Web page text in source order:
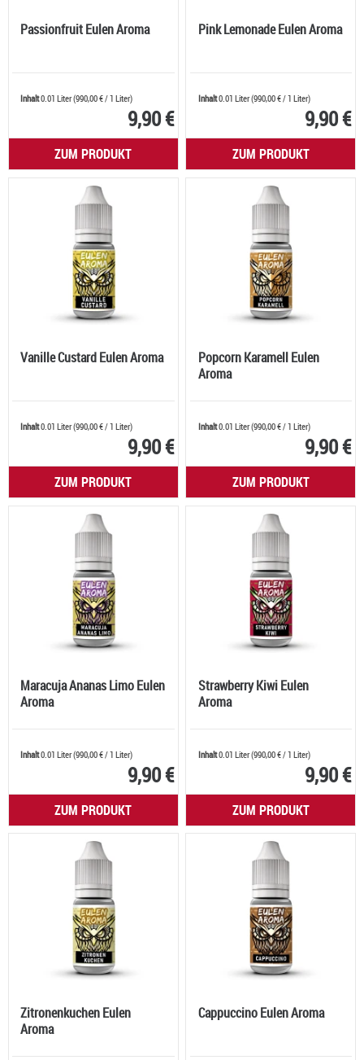
Passionfruit Eulen Aroma
Inhalt0.01 Liter(990,00 €/ 1 Liter)
9,90 €
ZUM PRODUKT
Pink Lemonade Eulen Aroma
Inhalt0.01 Liter(990,00 €/ 1 Liter)
9,90 €
ZUM PRODUKT
Vanille Custard Eulen Aroma
Inhalt0.01 Liter(990,00 €/ 1 Liter)
9,90 €
ZUM PRODUKT
Popcorn Karamell Eulen
Aroma
Inhalt0.01 Liter(990,00 €/ 1 Liter)
9,90 €
ZUM PRODUKT
Maracuja Ananas Limo Eulen
Aroma
Inhalt0.01 Liter(990,00 €/ 1 Liter)
9,90 €
ZUM PRODUKT
Strawberry Kiwi Eulen
Aroma
Inhalt0.01 Liter(990,00 €/ 1 Liter)
9,90 €
ZUM PRODUKT
Zitronenkuchen Eulen
Aroma
Cappuccino Eulen Aroma